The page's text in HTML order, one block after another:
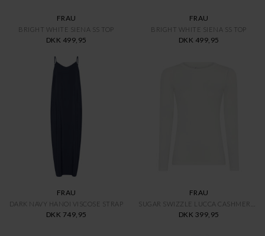
FRAU
BRIGHT WHITE SIENA SS TOP
DKK 499,95
FRAU
BRIGHT WHITE SIENA SS TOP
DKK 499,95
FRAU
DARK NAVY HANOI VISCOSE STRAP
DKK 749,95
FRAU
DKK 399,95